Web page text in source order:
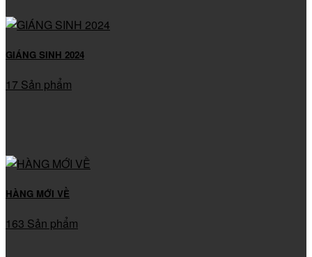
GIÁNG SINH 2024
17 Sản phẩm
HÀNG MỚI VỀ
163 Sản phẩm